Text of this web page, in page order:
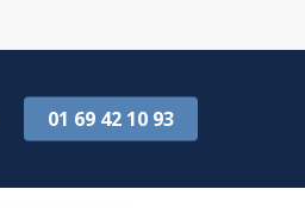
01 69 42 10 93